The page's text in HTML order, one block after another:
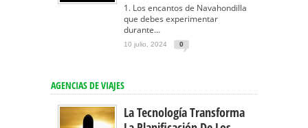
1. Los encantos de Navahondilla
que debes experimentar
durante...
10 julio, 2024 0
AGENCIAS DE VIAJES
La Tecnología Transforma